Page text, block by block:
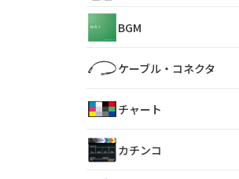
BGM
ケーブル・コネクタ
チャート
カチンコ